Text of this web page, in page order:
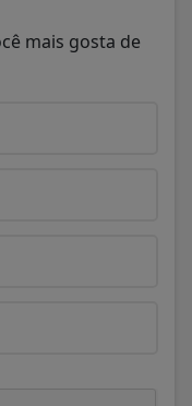
mais gosta de